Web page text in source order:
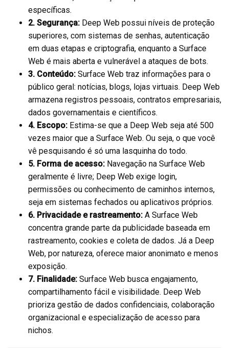
específicas.
2. Segurança: Deep Web possui níveis de proteção
superiores, com sistemas de senhas, autenticação
em duas etapas e criptografia, enquanto a Surface
Web é mais aberta e vulnerável a ataques de bots.
3. Conteúdo: Surface Web traz informações para o
público geral: notícias, blogs, lojas virtuais. Deep Web
armazena registros pessoais, contratos empresariais,
dados governamentais e científicos.
4. Escopo: Estima-se que a Deep Web seja até 500
vezes maior que a Surface Web. Ou seja, o que você
vê pesquisando é só uma lasquinha do todo.
5. Forma de acesso: Navegação na Surface Web
geralmente é livre; Deep Web exige login,
permissões ou conhecimento de caminhos internos,
seja em sistemas fechados ou aplicativos próprios.
6. Privacidade e rastreamento: A Surface Web
concentra grande parte da publicidade baseada em
rastreamento, cookies e coleta de dados. Já a Deep
Web, por natureza, oferece maior anonimato e menos
exposição.
7. Finalidade: Surface Web busca engajamento,
compartilhamento fácil e visibilidade. Deep Web
prioriza gestão de dados confidenciais, colaboração
organizacional e especialização de acesso para
nichos.